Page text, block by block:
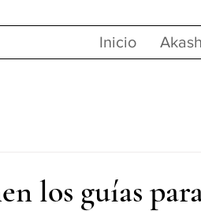
Inicio
los guías